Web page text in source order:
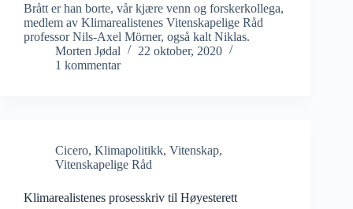
Brått er han borte, vår kjære venn og forskerkollega,
medlem av Klimarealistenes Vitenskapelige Råd
professor Nils-Axel Mörner, også kalt Niklas.
Morten Jødal
22 oktober, 2020
1 kommentar
Cicero, Klimapolitikk, Vitenskap,
Vitenskapelige Råd
Klimarealistenes prosesskriv til Høyesterett